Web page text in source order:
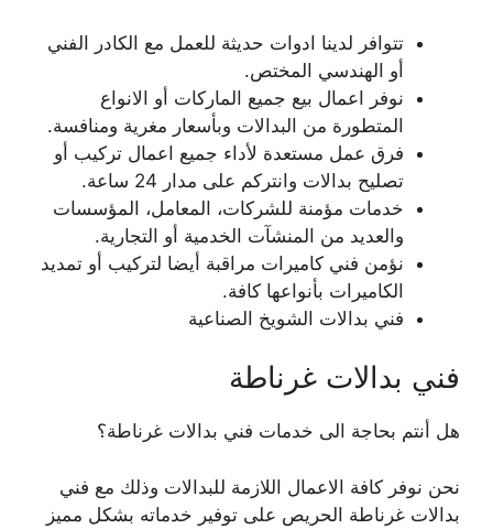
تتوافر لدينا ادوات حديثة للعمل مع الكادر الفني
أو الهندسي المختص.
نوفر اعمال بيع جميع الماركات أو الانواع
المتطورة من البدالات وبأسعار مغرية ومنافسة.
فرق عمل مستعدة لأداء جميع اعمال تركيب أو
تصليح بدالات وانتركم على مدار 24 ساعة.
خدمات مؤمنة للشركات، المعامل، المؤسسات
والعديد من المنشآت الخدمية أو التجارية.
نؤمن فني كاميرات مراقبة أيضا لتركيب أو تمديد
الكاميرات بأنواعها كافة.
فني بدالات الشويخ الصناعية
فني بدالات غرناطة
هل أنتم بحاجة الى خدمات فني بدالات غرناطة؟
نحن نوفر كافة الاعمال اللازمة للبدالات وذلك مع فني
بدالات غرناطة الحريص على توفير خدماته بشكل مميز